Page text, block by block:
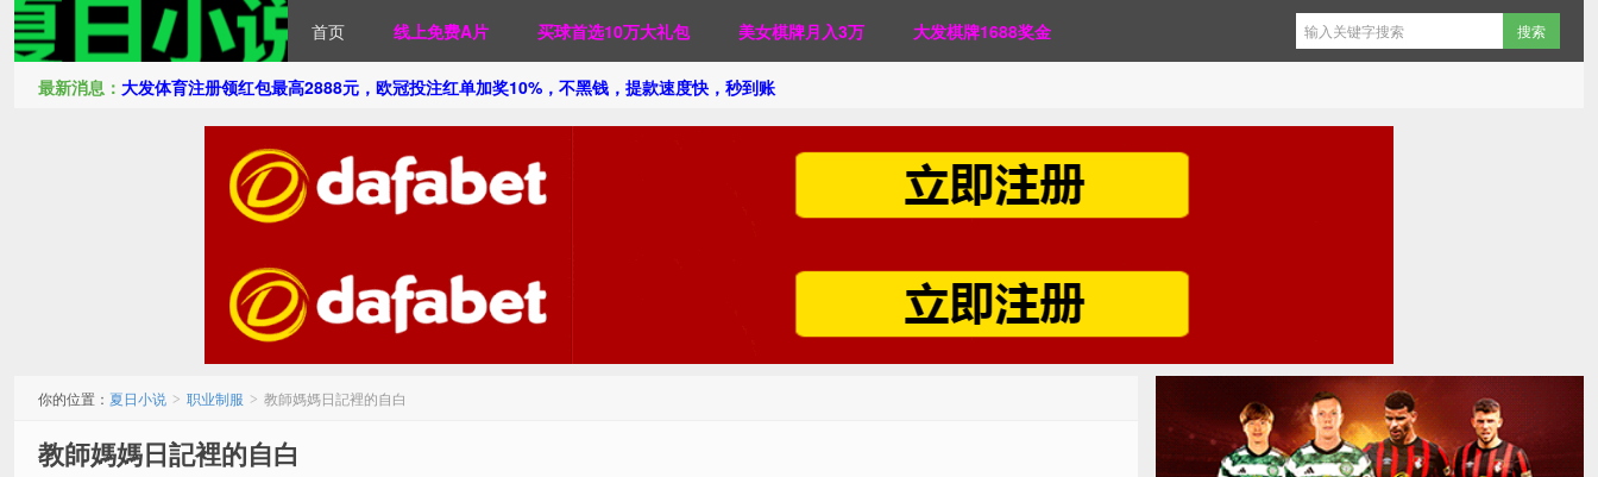
首页 线上免费A片 买球首选10万大礼包 美女棋牌月入3万 大发棋牌1688奖金
最新消息： 大发体育注册领红包最高2888元，欧冠投注红单加奖10%，不黑钱，提款速度快，秒到账
你的位置： 夏日小说 > 职业制服 > 教師媽媽日記裡的自白
教師媽媽日記裡的自白